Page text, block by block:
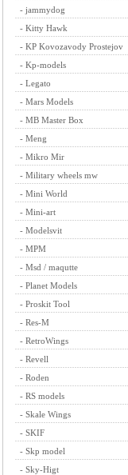
- jammydog
- Kitty Hawk
- KP Kovozavody Prostejov
- Kp-models
- Legato
- Mars Models
- MB Master Box
- Meng
- Mikro Mir
- Military wheels mw
- Mini World
- Mini-art
- Modelsvit
- MPM
- Msd / maqutte
- Planet Models
- Proskit Tool
- Res-M
- RetroWings
- Revell
- Roden
- RS models
- Skale Wings
- SKIF
- Skp model
- Sky-Higt